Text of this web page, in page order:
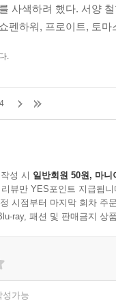
사색하려 했다. 서양
펜하워, 프로이트, 토
.
4
성 시 일반회원 50원, 마니
뷰만 YES포인트 지급됩니
시점부터 마지막 회차 주
ray, 패션 및 판매금지 상
성가능